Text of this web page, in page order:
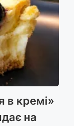
в кремі»
на